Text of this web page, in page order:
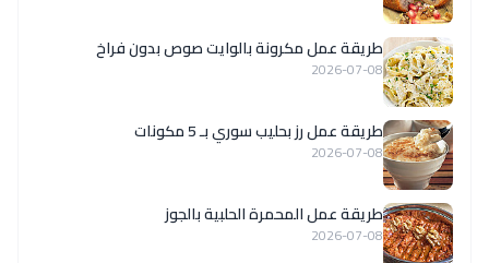
طريقة عمل مكرونة بالوايت صوص بدون فراخ
2026-07-08
طريقة عمل رز بحليب سوري بـ 5 مكونات
2026-07-08
طريقة عمل المحمرة الحلبية بالجوز
2026-07-08